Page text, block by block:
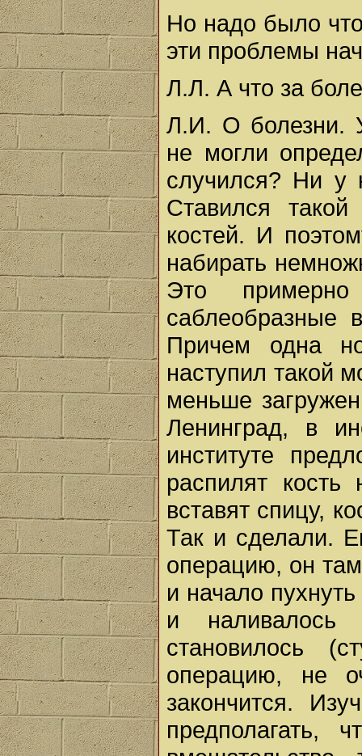
Но надо было
эти проблемы
Л.Л. А что за
Л.И. О болезни.
не могли
случился? Ни у
Ставился
костей. И
набирать
Это
саблеобразные
Причем одна
наступил такой
меньше
Ленинград, в
институте
распилят
вставят спицу,
Так и сделали.
операцию, он
и начало
и
становилось
операцию, не
закончится.
предполагать,